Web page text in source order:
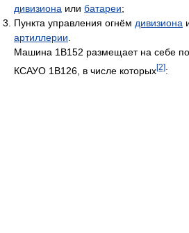
дивизиона или батареи;
Пункта управления огнём дивизиона
артиллерии
Машина 1В152 размещает на себе
КСАУО 1В126, в числе которых[2]: